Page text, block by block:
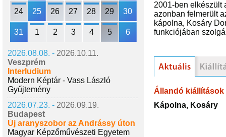
24 25 26 27 28 29 30
31 1 2 3 4 5 6
2026.08.08. - 2026.10.11.
Veszprém
Interludium
Modern Képtár - Vass László
Gyűjtemény
2026.07.23. - 2026.09.19.
Budapest
Új aranyszobor az Andrássy úton
Magyar Képzőművészeti Egyetem
2001-ben elkészült
azonban felmerült
kápolna, Kosáry
funkciójában
Állandó kiállítások
Kápolna, Kosáry